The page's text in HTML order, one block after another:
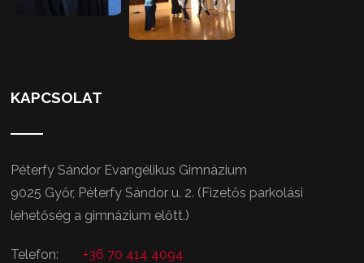
KAPCSOLAT
Péterfy Sándor Evangélikus Gimnázium
9025 Győr, Péterfy Sándor u. 2. (Fizetős parkolási
lehetőség a gimnázium előtt.)
Telefon:
+36 70 414 4094